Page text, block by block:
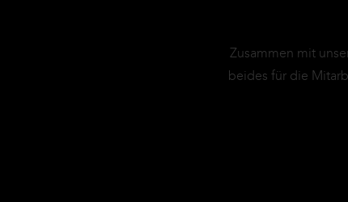
Zusammen mit
beides für die